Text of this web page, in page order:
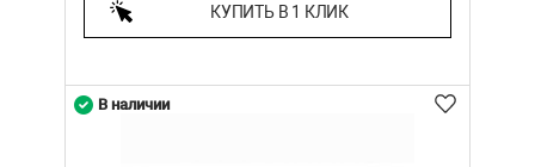
КУПИТЬ В 1 КЛИК
В наличии